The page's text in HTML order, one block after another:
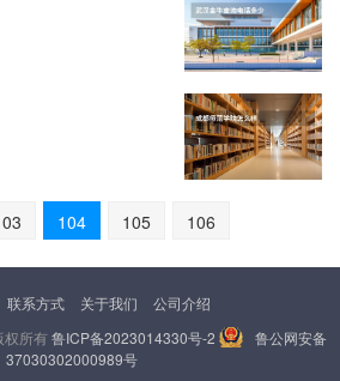
104 105 106
联系方式 关于我们
公司介绍
权所有鲁ICP备2023014330号-2
鲁公网安备
37030302000989号